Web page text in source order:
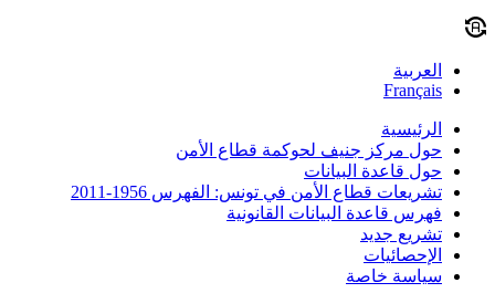
العربية
Français
الرئيسية
حول مركز جنيف لحوكمة قطاع الأمن
حول قاعدة البيانات
تشريعات قطاع الأمن في تونس: الفهرس 1956-2011
فهرس قاعدة البيانات القانونية
تشريع جديد
الإحصائيات
سياسة خاصة